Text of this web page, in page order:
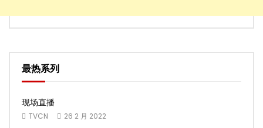
最热系列
现场直播
TVCN 26 2 月 2022